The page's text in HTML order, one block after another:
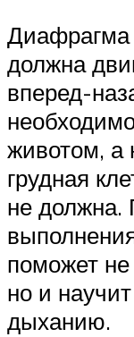
Диафрагма
должна
вперед-
животом, а
грудная
не должна.
поможет не
но и
дыханию.